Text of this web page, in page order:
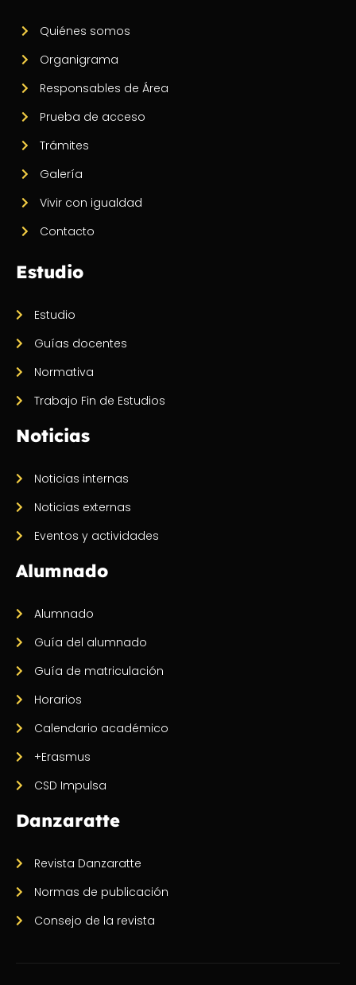
Quiénes somos
Organigrama
Responsables de Área
Prueba de acceso
Trámites
Galería
Vivir con igualdad
Contacto
Estudio
Estudio
Guías docentes
Normativa
Trabajo Fin de Estudios
Noticias
Noticias internas
Noticias externas
Eventos y actividades
Alumnado
Alumnado
Guía del alumnado
Guía de matriculación
Horarios
Calendario académico
+Erasmus
CSD Impulsa
Danzaratte
Revista Danzaratte
Normas de publicación
Consejo de la revista